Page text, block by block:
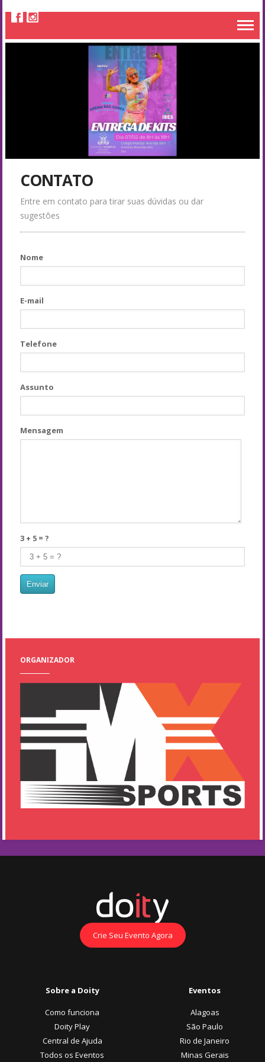
CONTATO
Entre em contato para tirar suas dúvidas ou dar
sugestões
Nome
E-mail
Telefone
Assunto
Mensagem
3 + 5 = ?
ORGANIZADOR
Crie Seu Evento Agora
Sobre a Doity
Como funciona
Doity Play
Central de Ajuda
Todos os Eventos
Eventos
Alagoas
São Paulo
Rio de Janeiro
Minas Gerais